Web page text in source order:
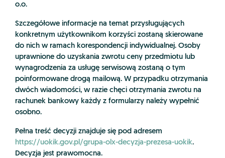
o.o.
Szczegółowe informacje na temat przysługujących
konkretnym użytkownikom korzyści zostaną skierowane
do nich w ramach korespondencji indywidualnej. Osoby
uprawnione do uzyskania zwrotu ceny przedmiotu lub
wynagrodzenia za usługę serwisową zostaną o tym
poinformowane drogą mailową. W przypadku otrzymania
dwóch wiadomości, w razie chęci otrzymania zwrotu na
rachunek bankowy każdy z formularzy należy wypełnić
osobno.
Pełna treść decyzji znajduje się pod adresem
https://uokik.gov.pl/grupa-olx-decyzja-prezesa-uokik.
Decyzja jest prawomocna.